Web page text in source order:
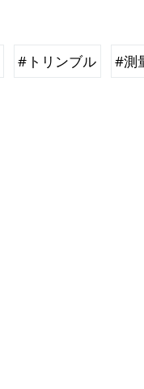
#トリンブル #測